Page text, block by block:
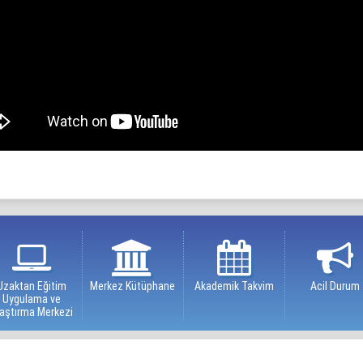
Eğitim
Uygulama ve
Merkezi
Merkez Kütüphane Akademik Takvim Acil Durum